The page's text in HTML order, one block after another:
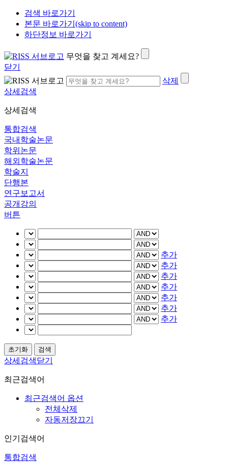
검색 바로가기
본문 바로가기(skip to content)
하단정보 바로가기
무엇을 찾고 계세요?
닫기
삭제
상세검색
상세검색
통합검색
국내학술논문
학위논문
해외학술논문
학술지
단행본
연구보고서
공개강의
버튼
추가
추가
추가
추가
추가
추가
추가
상세검색닫기
최근검색어
최근검색어 옵션
전체삭제
자동저장끄기
인기검색어
통합검색